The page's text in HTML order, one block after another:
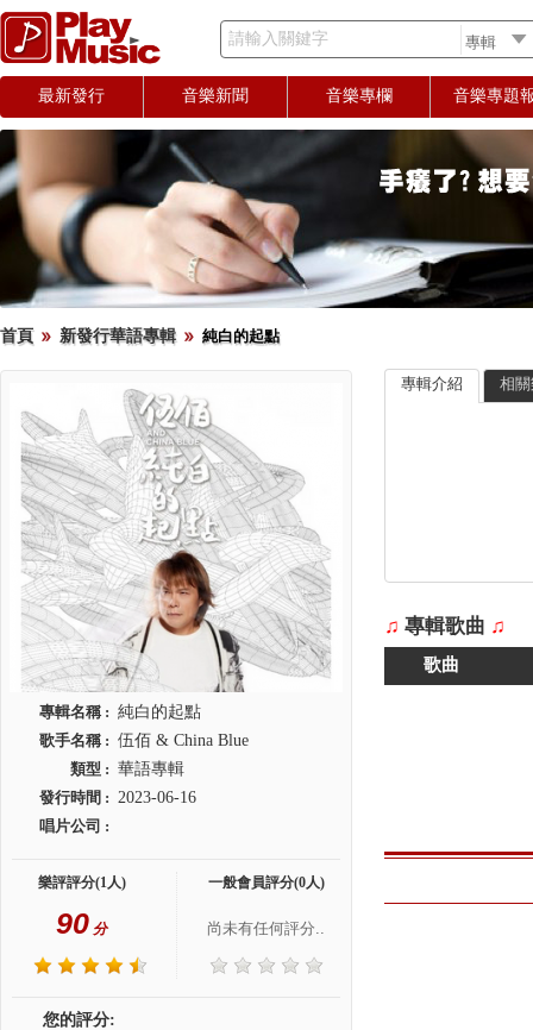
請輸入關鍵字
最新發行 音樂新聞 音樂專欄 音樂專題
首頁 新發行華語專輯 純白的起點
專輯名稱 : 純白的起點
歌手名稱 : 伍佰 & China Blue
類型 : 華語專輯
發行時間 : 2023-06-16
唱片公司 :
樂評評分(1人)
90 分
一般會員評分(0人)
尚未有任何評分..
您的評分:
專輯介紹 相
♫ 專輯歌曲 ♫
歌曲